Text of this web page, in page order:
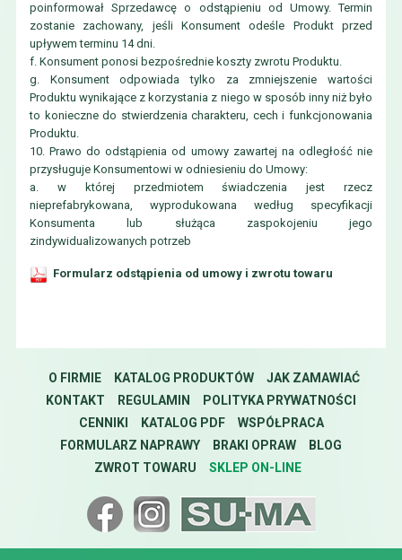
poinformował Sprzedawcę o odstąpieniu od Umowy. Termin
zostanie zachowany, jeśli Konsument odeśle Produkt przed
upływem terminu 14 dni.
f. Konsument ponosi bezpośrednie koszty zwrotu Produktu.
g. Konsument odpowiada tylko za zmniejszenie wartości
Produktu wynikające z korzystania z niego w sposób inny niż było
to konieczne do stwierdzenia charakteru, cech i funkcjonowania
Produktu.
10. Prawo do odstąpienia od umowy zawartej na odległość nie
przysługuje Konsumentowi w odniesieniu do Umowy:
a. w której przedmiotem świadczenia jest rzecz
nieprefabrykowana, wyprodukowana według specyfikacji
Konsumenta lub służąca zaspokojeniu jego
zindywidualizowanych potrzeb
Formularz odstąpienia od umowy i zwrotu towaru
O FIRMIE KATALOG PRODUKTÓW
JAK ZAMAWIAĆ
KONTAKT
REGULAMIN
POLITYKA PRYWATNOŚCI
CENNIKI
KATALOG PDF
WSPÓŁPRACA
FORMULARZ NAPRAWY
BRAKI OPRAW
BLOG
ZWROT TOWARU
SKLEP ON-LINE